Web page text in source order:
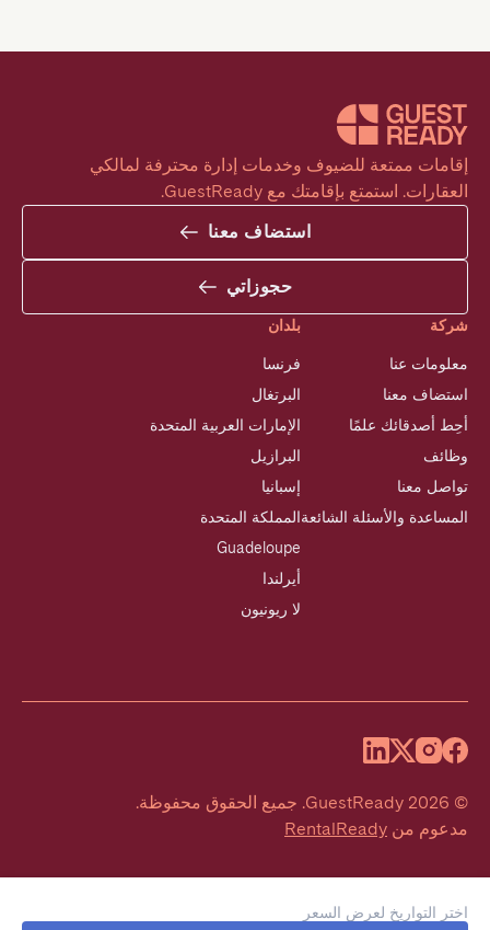
اختر التواريخ لعرض السعر
العقارات. استمتع بإقامتك مع GuestReady.
استضاف معنا
حجوزاتي
شركة
معلومات عنا
استضاف معنا
أحِط أصدقائك علمًا
وظائف
تواصل معنا
المساعدة والأسئلة الشائعة
بلدان
فرنسا
البرتغال
الإمارات العربية المتحدة
البرازيل
إسبانيا
المملكة المتحدة
Guadeloupe
أيرلندا
لا ريونيون
©
2026
GuestReady
. جميع الحقوق محفوظة.
مدعوم من RentalReady